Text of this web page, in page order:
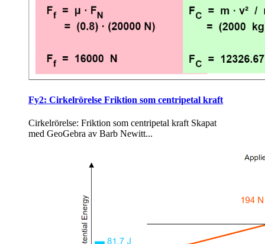
Fy2: Cirkelrörelse Friktion som centripetal kraft
Cirkelrörelse: Friktion som centripetal kraft Ska­pat
med Geo­Ge­bra av Barb Newitt...